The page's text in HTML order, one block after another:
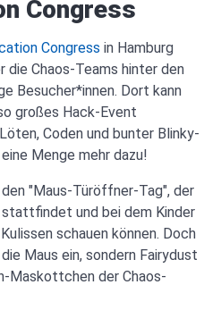
Congress
Congress in Hamburg
Chaos-Teams hinter den
Besucher*innen. Dort kann
großes Hack-Event
Coden und bunter Blinky-
Menge mehr dazu!
"Maus-Türöffner-Tag", der
und bei dem Kinder
schauen können. Doch
Maus ein, sondern Fairydust
Maskottchen der Chaos-